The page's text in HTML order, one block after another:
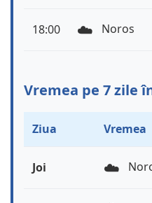
18:00 ☁️ Noros
Vremea pe 7 zile
Ziua Vremea
Joi ☁️